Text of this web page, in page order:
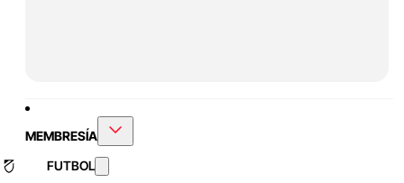
MEMBRESÍA
FUTBOL